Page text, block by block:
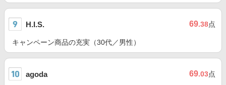
H.I.S. 69.38点
キャンペーン商品の充実（30代／男性）
agoda 69.03点